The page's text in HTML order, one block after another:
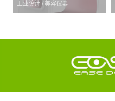
工业设计 / 美容仪器